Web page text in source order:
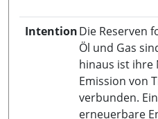
IntentionDie Reserven
Öl und Gas
hinaus ist ihre
Emission von
verbunden.
erneuerbare